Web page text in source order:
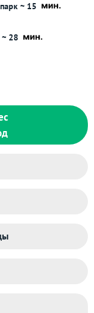
~ 15
~ 28